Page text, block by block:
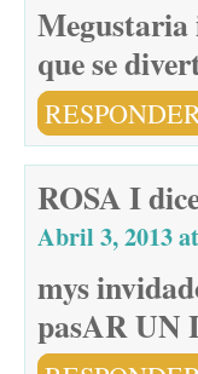
Megustaria
que se
ROSA I
Abril 3, 2013
mys
pasAR UN